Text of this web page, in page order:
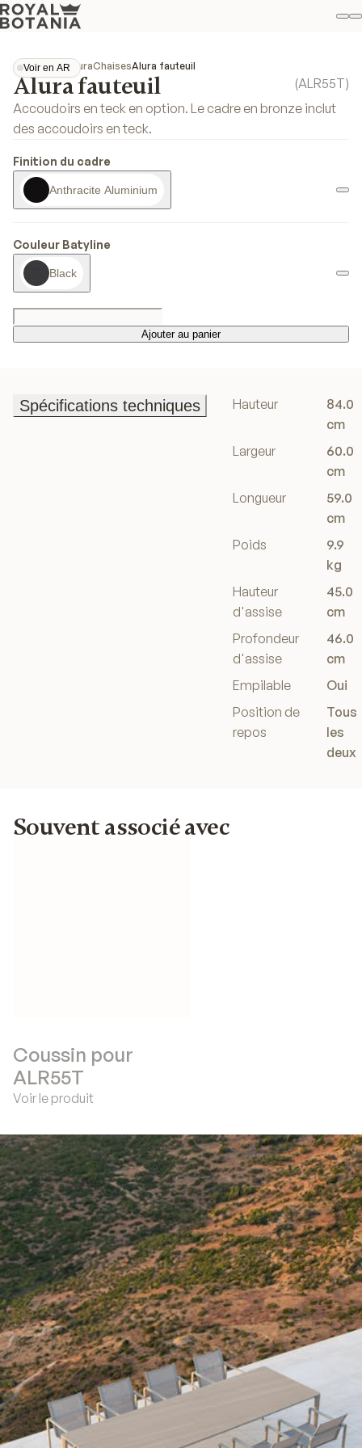
Voir en AR
Voir en AR
CollectionsAluraChaisesAlura fauteuil
Alura fauteuil (ALR55T)
Accoudoirs en teck en option. Le cadre en bronze inclut
des accoudoirs en teck.
Finition du cadre
Anthracite Aluminium
Couleur Batyline
Black
Ajouter au panier
Ajouter au panier
Spécifications techniques
Hauteur
84.0
cm
Largeur
60.0
cm
Longueur
59.0
cm
Poids
9.9
kg
Hauteur
d'assise
45.0
cm
Profondeur
d'assise
46.0
cm
Empilable
Oui
Position de
repos
Tous
les
deux
Souvent associé avec
Coussin pour
ALR55T
Voir le produit